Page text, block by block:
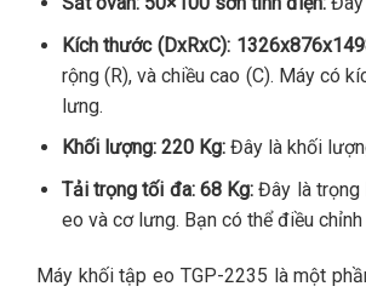
Kích thước (DxRxC):
rộng (R), và chiều cao (C). Máy có
lưng.
Khối lượng: 220 Kg:Đây là khối
Tải trọng tối đa: 68 Kg: Đây là trọng
eo và cơ lưng. Bạn có thể điều
Máy khối tập eo TGP-2235 là một